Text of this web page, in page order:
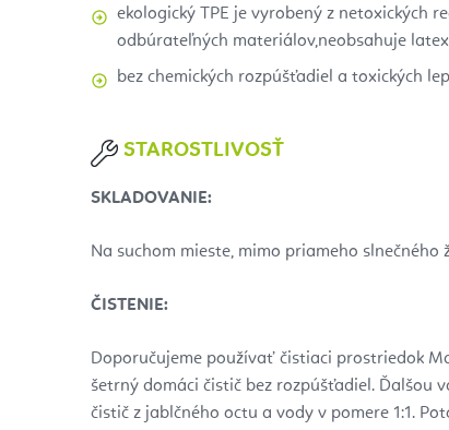
ekologický TPE je vyrobený z netoxických
odbúrateľných materiálov,neobsahuje
bez chemických rozpúšťadiel a toxických
STAROSTLIVOSŤ
SKLADOVANIE:
Na suchom mieste, mimo priameho slnečného
ČISTENIE:
Doporučujeme používať čistiaci prostriedok
šetrný domáci čistič bez rozpúšťadiel. Ďalšou
čistič z jablčného octu a vody v pomere 1:1.